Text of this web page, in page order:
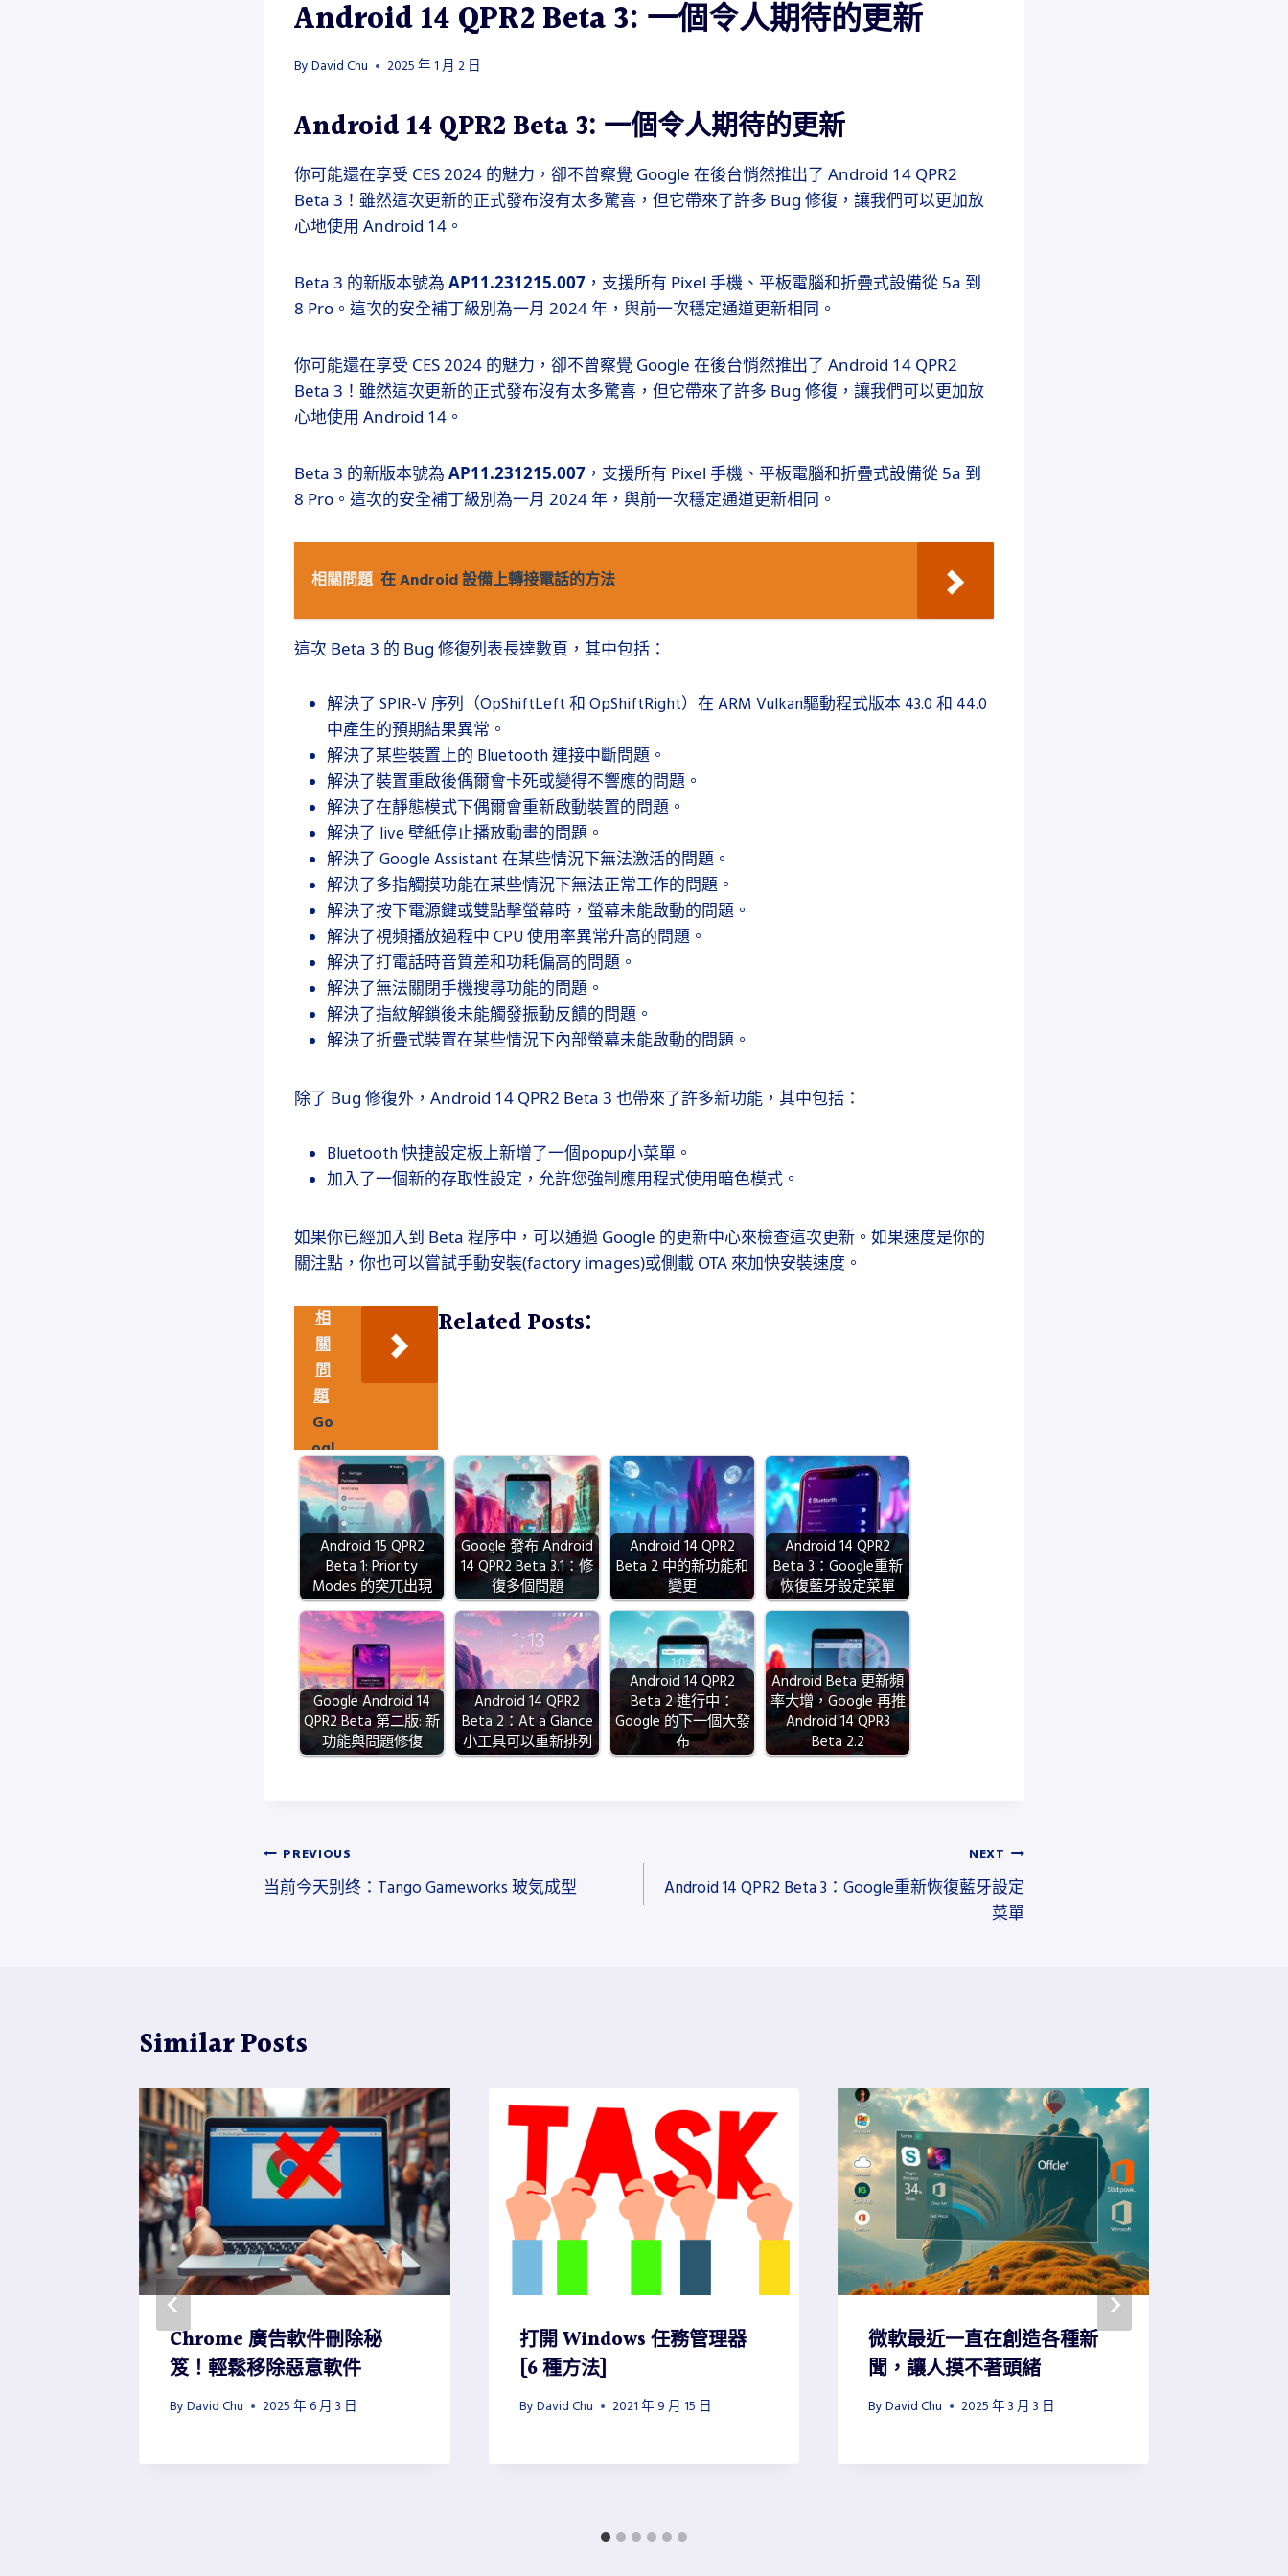
Android 14 QPR2 Beta 3: 一個令人期待的更新
By David Chu 2025 年 1 月 2 日
Android 14 QPR2 Beta 3: 一個令人期待的更新
你可能還在享受 CES 2024 的魅力，卻不曾察覺 Google 在後台悄然推出了 Android 14 QPR2
Beta 3！雖然這次更新的正式發布沒有太多驚喜，但它帶來了許多 Bug 修復，讓我們可以更加放
心地使用 Android 14。
Beta 3 的新版本號為 AP11.231215.007 ，支援所有 Pixel 手機、平板電腦和折疊式設備從 5a 到
8 Pro。這次的安全補丁級別為一月 2024 年，與前一次穩定通道更新相同。
你可能還在享受 CES 2024 的魅力，卻不曾察覺 Google 在後台悄然推出了 Android 14 QPR2
Beta 3！雖然這次更新的正式發布沒有太多驚喜，但它帶來了許多 Bug 修復，讓我們可以更加放
心地使用 Android 14。
Beta 3 的新版本號為 AP11.231215.007 ，支援所有 Pixel 手機、平板電腦和折疊式設備從 5a 到
8 Pro。這次的安全補丁級別為一月 2024 年，與前一次穩定通道更新相同。
相關問題 在 Android 設備上轉接電話的方法
這次 Beta 3 的 Bug 修復列表長達數頁，其中包括：
解決了 SPIR-V 序列（OpShiftLeft 和 OpShiftRight）在 ARM Vulkan驅動程式版本 43.0 和 44.0
中產生的預期結果異常。
解決了某些裝置上的 Bluetooth 連接中斷問題。
解決了裝置重啟後偶爾會卡死或變得不響應的問題。
解決了在靜態模式下偶爾會重新啟動裝置的問題。
解決了 live 壁紙停止播放動畫的問題。
解決了 Google Assistant 在某些情況下無法激活的問題。
解決了多指觸摸功能在某些情況下無法正常工作的問題。
解決了按下電源鍵或雙點擊螢幕時，螢幕未能啟動的問題。
解決了視頻播放過程中 CPU 使用率異常升高的問題。
解決了打電話時音質差和功耗偏高的問題。
解決了無法關閉手機搜尋功能的問題。
解決了指紋解鎖後未能觸發振動反饋的問題。
解決了折疊式裝置在某些情況下內部螢幕未能啟動的問題。
除了 Bug 修復外，Android 14 QPR2 Beta 3 也帶來了許多新功能，其中包括：
Bluetooth 快捷設定板上新增了一個popup小菜單。
加入了一個新的存取性設定，允許您強制應用程式使用暗色模式。
如果你已經加入到 Beta 程序中，可以通過 Google 的更新中心來檢查這次更新。如果速度是你的
關注點，你也可以嘗試手動安裝(factory images)或側載 OTA 來加快安裝速度。
相
關
問
題
Go
ogl
e
Pla
y
St
or
e
新
下
載
管
理
器
場
Related Posts:
Android 15 QPR2
Beta 1: Priority
Modes 的突兀出現
Google 發布 Android
14 QPR2 Beta 3.1：修
復多個問題
Android 14 QPR2
Beta 2 中的新功能和
變更
Android 14 QPR2
Beta 3：Google重新
恢復藍牙設定菜單
Google Android 14
QPR2 Beta 第二版: 新
功能與問題修復
Android 14 QPR2
Beta 2：At a Glance
小工具可以重新排列
Android 14 QPR2
Beta 2 進行中：
Google 的下一個大發
布
Android Beta 更新頻
率大增，Google 再推
Android 14 QPR3
Beta 2.2
文
章
PREVIOUS
当前今天别终：Tango Gameworks 玻気成型
NEXT
Android 14 QPR2 Beta 3：Google重新恢復藍牙設定
菜單
Similar Posts
Chrome 廣告軟件刪除秘
笈！輕鬆移除惡意軟件
By David Chu 2025 年 6 月 3 日
打開 Windows 任務管理器
[6 種方法]
By David Chu 2021 年 9 月 15 日
微軟最近一直在創造各種新
聞，讓人摸不著頭緒
By David Chu 2025 年 3 月 3 日